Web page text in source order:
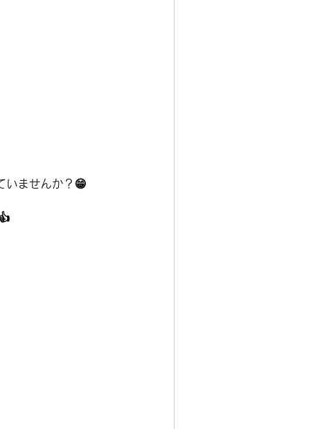
いませんか？😁